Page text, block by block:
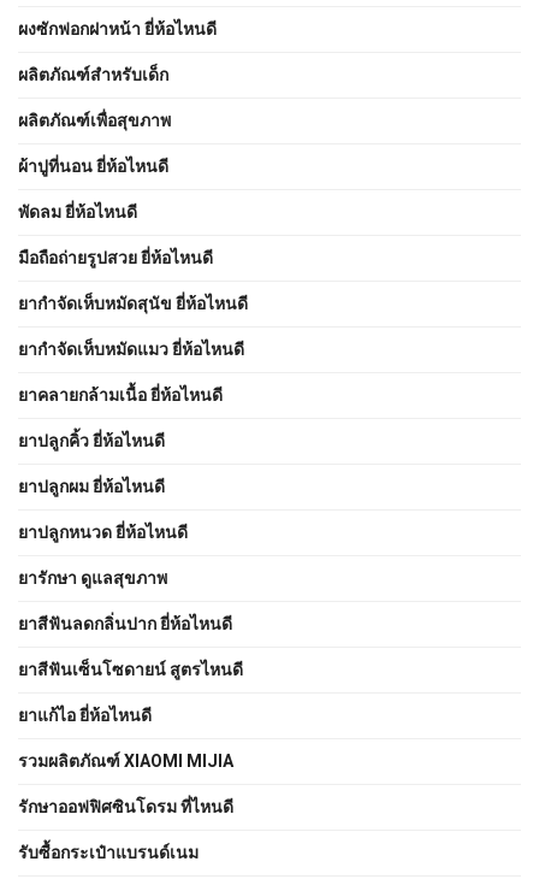
ผงซักฟอกฝาหน้า ยี่ห้อไหนดี
ผลิตภัณฑ์สำหรับเด็ก
ผลิตภัณฑ์เพื่อสุขภาพ
ผ้าปูที่นอน ยี่ห้อไหนดี
พัดลม ยี่ห้อไหนดี
มือถือถ่ายรูปสวย ยี่ห้อไหนดี
ยากำจัดเห็บหมัดสุนัข ยี่ห้อไหนดี
ยากำจัดเห็บหมัดแมว ยี่ห้อไหนดี
ยาคลายกล้ามเนื้อ ยี่ห้อไหนดี
ยาปลูกคิ้ว ยี่ห้อไหนดี
ยาปลูกผม ยี่ห้อไหนดี
ยาปลูกหนวด ยี่ห้อไหนดี
ยารักษา ดูแลสุขภาพ
ยาสีฟันลดกลิ่นปาก ยี่ห้อไหนดี
ยาสีฟันเซ็นโซดายน์ สูตรไหนดี
ยาแก้ไอ ยี่ห้อไหนดี
รวมผลิตภัณฑ์ XIAOMI MIJIA
รักษาออฟฟิศซินโดรม ที่ไหนดี
รับซื้อกระเป๋าแบรนด์เนม